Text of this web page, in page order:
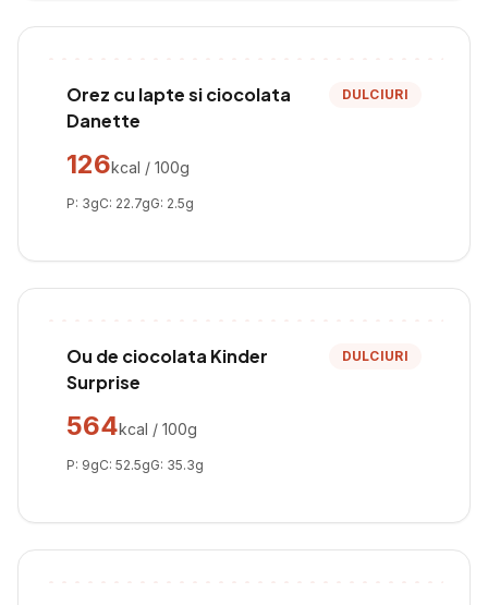
Orez cu lapte si ciocolata
Danette
DULCIURI
126kcal / 100g
P: 3gC: 22.7gG: 2.5g
Ou de ciocolata Kinder
Surprise
DULCIURI
564kcal / 100g
P: 9gC: 52.5gG: 35.3g